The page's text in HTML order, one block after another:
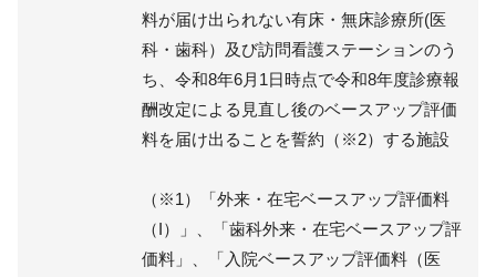
料が届け出られない有床・無床診療所(医
科・歯科）及び訪問看護ステーションのう
ち、令和8年6月1日時点で令和8年度診療報
酬改定による見直し後のベースアップ評価
料を届け出ることを誓約（※2）する施設
（※1）「外来・在宅ベースアップ評価料
（I）」、「歯科外来・在宅ベースアップ評
価料」、「入院ベースアップ評価料（医